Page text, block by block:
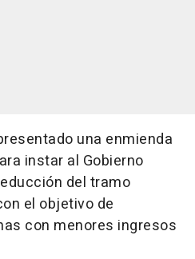
una enmienda
instar al Gobierno
del tramo
el objetivo de
con menores ingresos